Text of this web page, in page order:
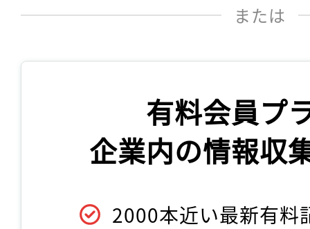
または
有料会員プ
企業内の情報収
2000本近い最新有料